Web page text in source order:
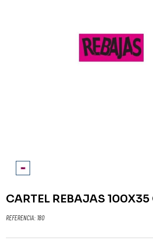
CARTEL REBAJAS 100X35
REFERENCIA: 180